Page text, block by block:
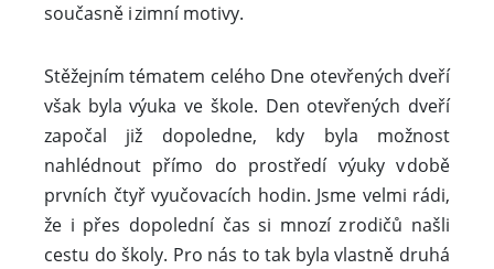
současně i zimní motivy.
Stěžejním tématem celého Dne otevřených dveří
však byla výuka ve škole. Den otevřených dveří
započal již dopoledne, kdy byla možnost
nahlédnout přímo do prostředí výuky v době
prvních čtyř vyučovacích hodin. Jsme velmi rádi,
že i přes dopolední čas si mnozí z rodičů našli
cestu do školy. Pro nás to tak byla vlastně druhá